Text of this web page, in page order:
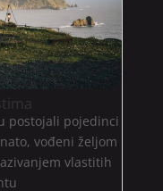
postojali pojedinci
vođeni željom
vlastitih